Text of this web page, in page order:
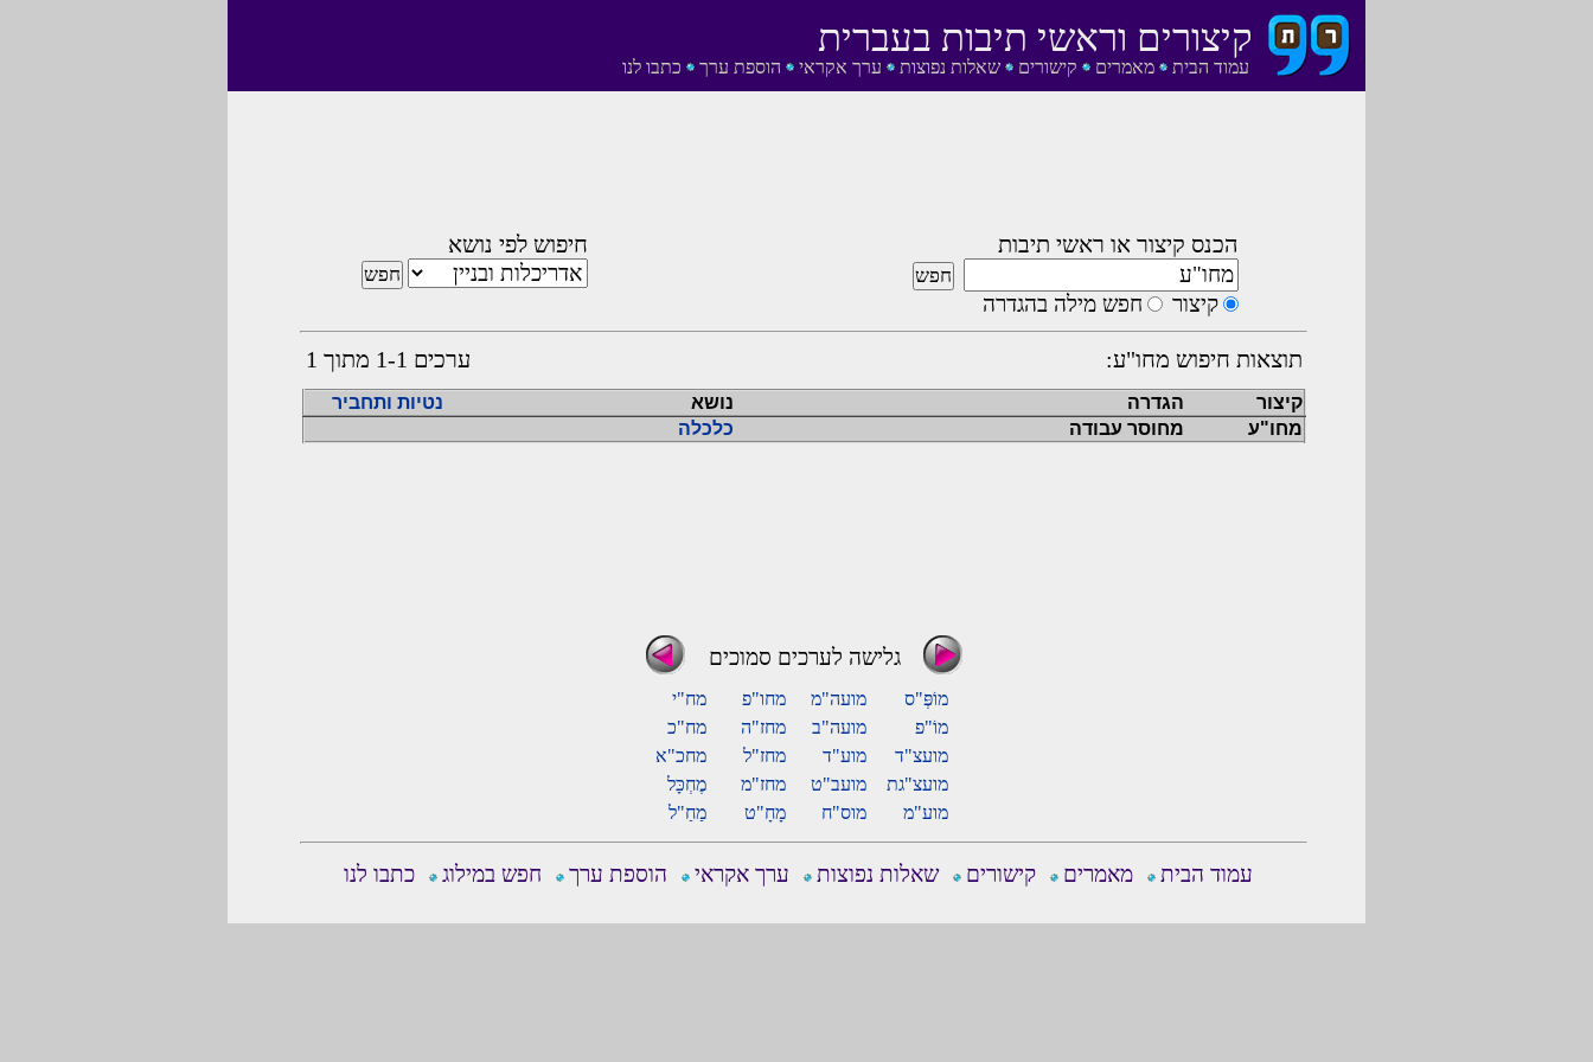
עמוד הבית מאמרים קישורים שאלות נפוצות ערך אקראי הוספת ערך כתבו לנו
קיצורים וראשי תיבות בעברית
הכנס קיצור או ראשי תיבות
קיצור חפש מילה בהגדרה
חיפוש לפי נושא
תוצאות חיפוש מחו"ע: ערכים 1-1 מתוך 1
קיצור הגדרה נושא
נטיות ותחביר
מחו"ע
מחוסר עבודה כלכלה
גלישה לערכים סמוכים
מוֹפְּ"ס מועה"מ מחו"פ
מח"י
מוֹ"פ
מועה"ב מחז"ה
מח"כ
מועצ"ד
מוע"ד מחז"ל
מחכ"א
מועצ"גת
מועב"ט מחז"מ
מֶחְכָּל
מוע"מ
מוס"ח מָחָ"ט מַחַ"ל
עמוד הבית מאמרים קישורים שאלות נפוצות ערך אקראי הוספת ערך חפש במילוג כתבו לנו